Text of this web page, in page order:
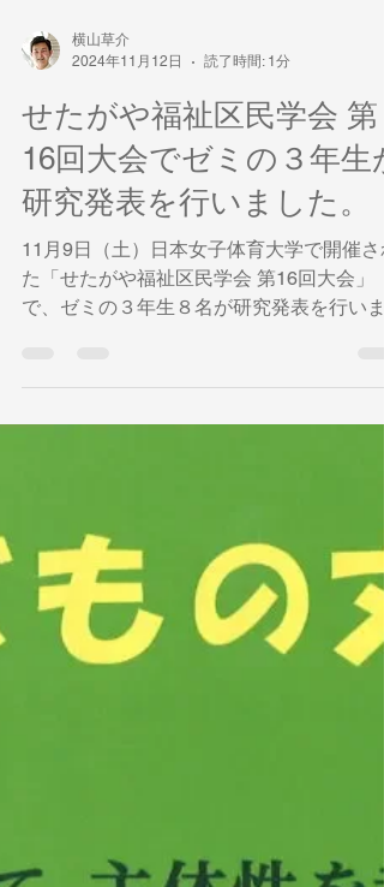
2024年11月12日
読了時間: 1分
せたがや福祉区民学会 第
16回大会でゼミの３年生
研究発表を行いました。
11月9日（土）日本女子体育大学で開催さ
た「せたがや福祉区民学会 第16回大会」
した。 それぞれにインタビュー調査を行